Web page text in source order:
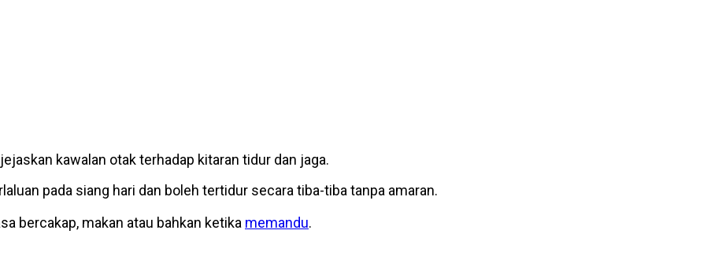
kawalan otak terhadap kitaran tidur dan jaga.
pada siang hari dan boleh tertidur secara tiba-tiba tanpa amaran.
bercakap, makan atau bahkan ketika memandu.